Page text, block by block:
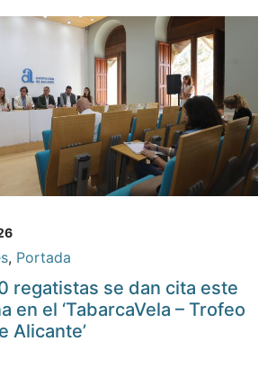
, Portada
regatistas se dan cita este
en el ‘TabarcaVela – Trofeo
Alicante’